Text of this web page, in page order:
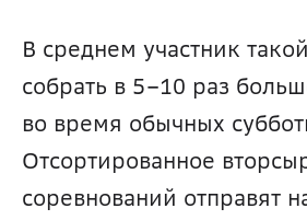
В среднем участник
собрать в 5–10 раз
во время обычных
Отсортированное